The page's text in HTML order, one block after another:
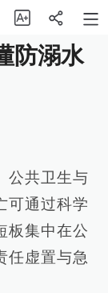
防溺水
公共卫生与
可通过科学
板集中在公
任虚置与急